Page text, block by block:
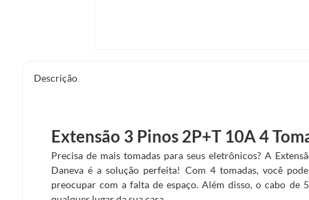
Descrição
Extensão 3 Pinos 2P+T 10A 4
Precisa de mais tomadas para seus eletrônicos? A
Daneva é a solução perfeita! Com 4 tomadas, você
preocupar com a falta de espaço. Além disso, o cabo de